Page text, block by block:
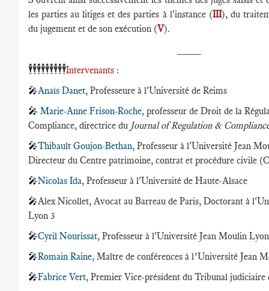
les parties au litiges et des parties à l'instance (III), du
du jugement et de son exécution (V).
🕴️🕴️🕴️🕴️🕴️🕴️🕴️🕴️🕴️Intervenants :
🎤Anaïs Danet, Professeure à l'Université de Reims
🎤 Marie-Anne Frison-Roche, professeur de Droit de la
Compliance, directrice du Journal of Regulation &
🎤Thibault Goujon-Bethan, Professeur à l'Université Jean
Directeur du Centre patrimoine, contrat et procédure civile
🎤Nicolas Ida, Professeur à l'Université de Haute-Alsace
🎤Alex Nicollet, Avocat au Barreau de Paris, Doctorant à
Lyon 3
🎤Cyril Nourissat, Professeur à l'Université Jean Moulin
🎤Romain Raine, Maître de conférences à l’Université Jean
🎤Fabrice Vert, Premier Vice-président du Tribunal judiciaire